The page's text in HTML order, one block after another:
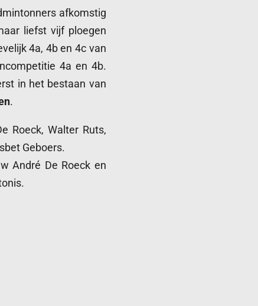
afkomstig
liefst vijf ploegen
4a, 4b en 4c van
4a en 4b.
in het bestaan van
.
Roeck, Walter Ruts,
Geboers.
André De Roeck en